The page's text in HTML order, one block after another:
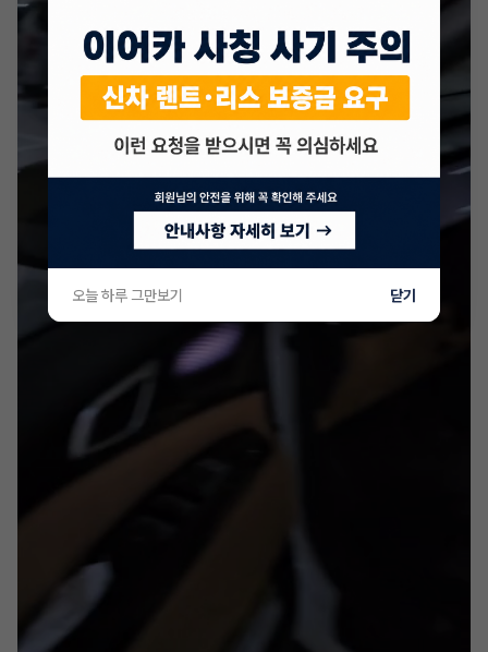
오늘 하루 그만보기 닫기